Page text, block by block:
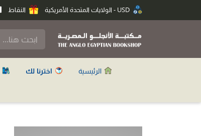
النقاط
الرئيسية اخترنا لك